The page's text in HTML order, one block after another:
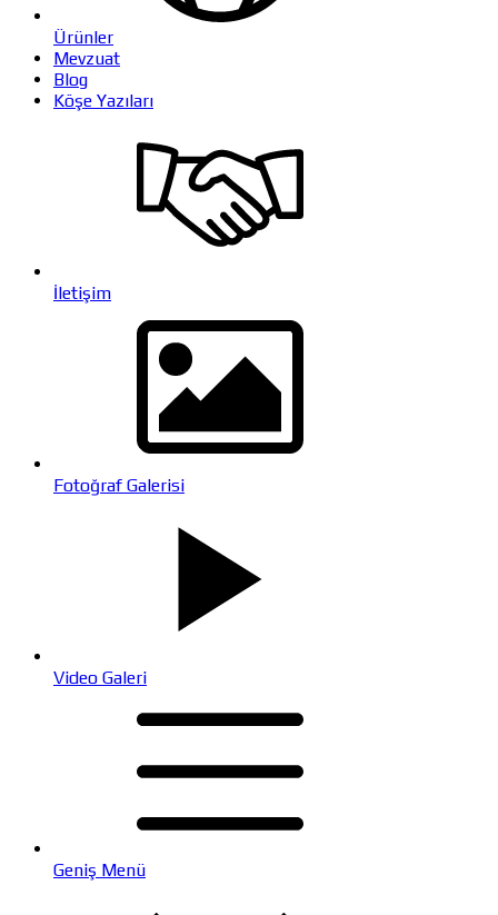
Ürünler
Mevzuat
Blog
Köşe Yazıları
İletişim
Fotoğraf Galerisi
Video Galeri
Geniş Menü